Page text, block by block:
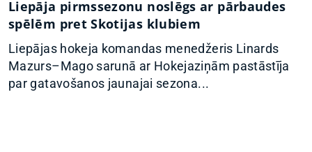
Liepāja pirmssezonu noslēgs ar pārbaudes
spēlēm pret Skotijas klubiem
Liepājas hokeja komandas menedžeris Linards
Mazurs–Mago sarunā ar Hokejaziņām pastāstīja
par gatavošanos jaunajai sezona...